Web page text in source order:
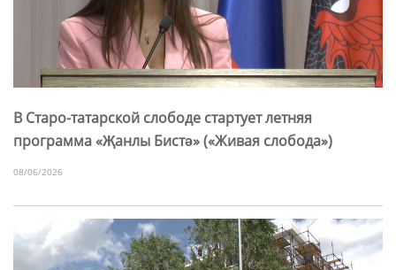
В Старо-татарской слободе стартует летняя
программа «Җанлы Бистә» («Живая слобода»)
08/06/2026